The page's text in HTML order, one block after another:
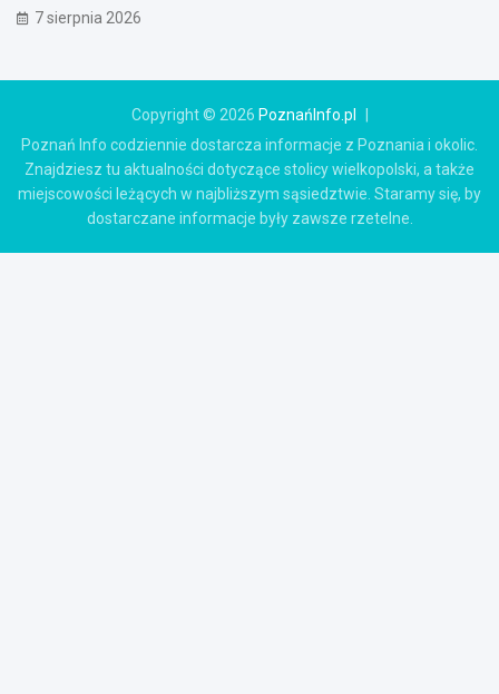
7 sierpnia 2026
Copyright © 2026 PoznańInfo.pl
Poznań Info codziennie dostarcza informacje z Poznania i okolic.
Znajdziesz tu aktualności dotyczące stolicy wielkopolski, a także
miejscowości leżących w najbliższym sąsiedztwie. Staramy się, by
dostarczane informacje były zawsze rzetelne.